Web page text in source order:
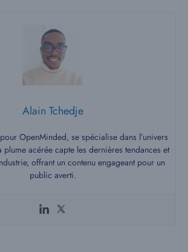
Alain Tchedje
OpenMinded, se spécialise dans l’univers
plume acérée capte les dernières tendances et
offrant un contenu engageant pour un
public averti.